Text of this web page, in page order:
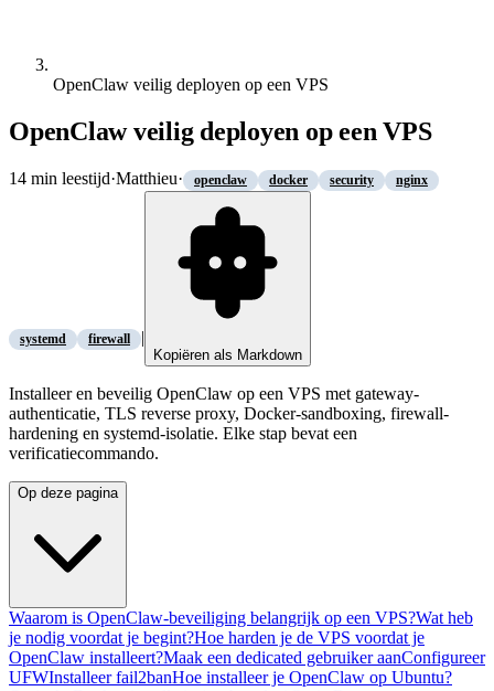
OpenClaw veilig deployen op een VPS
OpenClaw veilig deployen op een VPS
14 min leestijd·Matthieu· openclaw docker security nginx
systemd firewall |
Kopiëren als Markdown
Installeer en beveilig OpenClaw op een VPS met gateway-
authenticatie, TLS reverse proxy, Docker-sandboxing, firewall-
hardening en systemd-isolatie. Elke stap bevat een
verificatiecommando.
Op deze pagina
Waarom is OpenClaw-beveiliging belangrijk op een VPS?Wat heb
je nodig voordat je begint?Hoe harden je de VPS voordat je
OpenClaw installeert?Maak een dedicated gebruiker aanConfigureer
UFWInstalleer fail2banHoe installeer je OpenClaw op Ubuntu?